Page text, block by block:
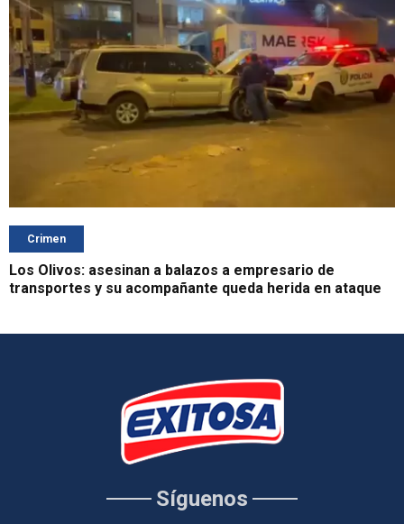
Crimen
Los Olivos: asesinan a balazos a empresario de
transportes y su acompañante queda herida en ataque
Síguenos